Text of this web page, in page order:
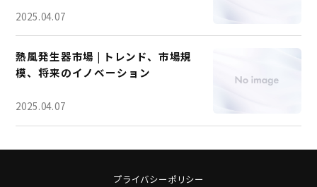
2025.04.07
熱風発生器市場 | トレンド、市場規
模、将来のイノベーション
2025.04.07
プライバシーポリシー